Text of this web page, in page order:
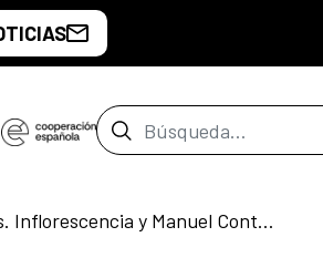
Barra de búsqueda
A2Bandas. Inflorescencia y Manuel Contreras